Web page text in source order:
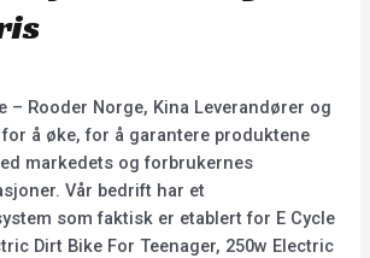
– Rooder Norge, Kina Leverandører og
å øke, for å garantere produktene
markedets og forbrukernes
Vår bedrift har et
som faktisk er etablert for E Cycle
Dirt Bike For Teenager, 250w Electric